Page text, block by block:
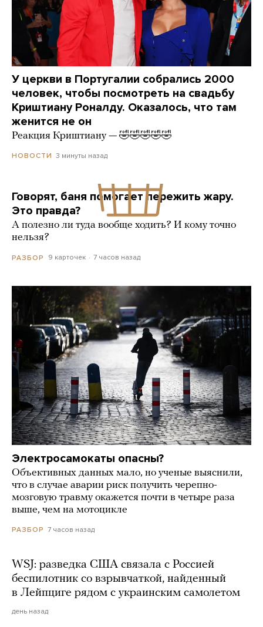
У церкви в Португалии собрались 2000
человек, чтобы посмотреть на свадьбу
Криштиану Роналду. Оказалось, что там
женится не он
Реакция Криштиану — 🤣🤣🤣🤣🤣
НОВОСТИ 3 минуты назад
Говорят, баня помогает пережить жару.
Это правда?
А полезно ли туда вообще ходить? И кому точно
нельзя?
РАЗБОР 9 карточек 7 часов назад
Электросамокаты опасны?
Объективных данных мало, но ученые выяснили,
что в случае аварии риск получить черепно-
мозговую травму окажется почти в четыре раза
выше, чем на мотоцикле
РАЗБОР 7 часов назад
WSJ: разведка США связала с Россией
беспилотник со взрывчаткой, найденный
в Лейпциге рядом с украинским самолетом
день назад